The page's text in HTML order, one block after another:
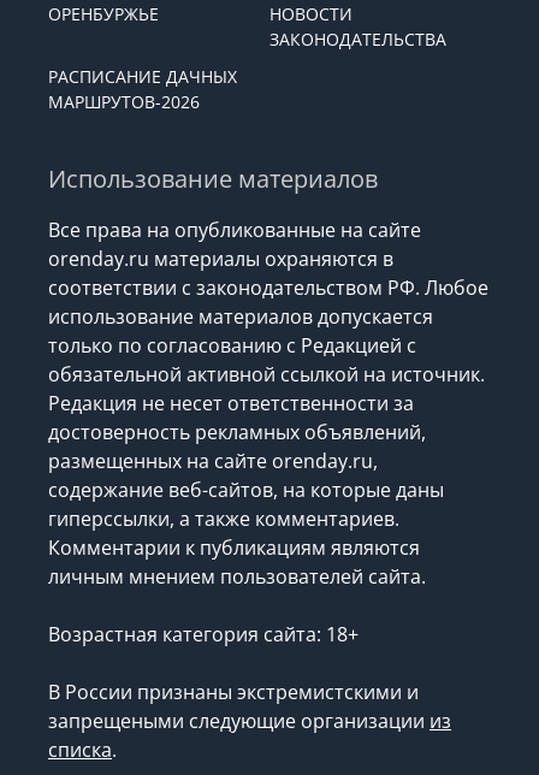
ОРЕНБУРЖЬЕ
НОВОСТИ
ЗАКОНОДАТЕЛЬСТВА
РАСПИСАНИЕ ДАЧНЫХ
МАРШРУТОВ-2026
Использование материалов
Все права на опубликованные на сайте
orenday.ru материалы охраняются в
соответствии с законодательством РФ. Любое
использование материалов допускается
только по согласованию с Редакцией с
обязательной активной ссылкой на источник.
Редакция не несет ответственности за
достоверность рекламных объявлений,
размещенных на сайте orenday.ru,
содержание веб-сайтов, на которые даны
гиперссылки, а также комментариев.
Комментарии к публикациям являются
личным мнением пользователей сайта.
Возрастная категория сайта: 18+
В России признаны экстремистскими и
запрещеными следующие организации из
списка.